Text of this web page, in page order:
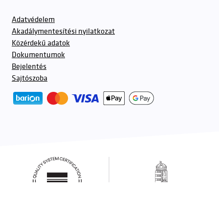
Adatvédelem
Akadálymentesítési nyilatkozat
Közérdekű adatok
Dokumentumok
Bejelentés
Sajtószoba